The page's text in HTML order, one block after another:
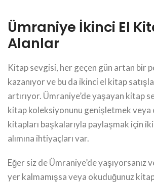
Ümraniye İkinci El
Alanlar
Kitap sevgisi, her geçen gün artan bir
kazanıyor ve bu da ikinci el kitap
artırıyor. Ümraniye’de yaşayan kitap
kitap koleksiyonunu genişletmek veya
kitapları başkalarıyla paylaşmak için
alımına ihtiyaçları var.
Eğer siz de Ümraniye’de yaşıyorsanız
yer kalmamışsa veya okuduğunuz